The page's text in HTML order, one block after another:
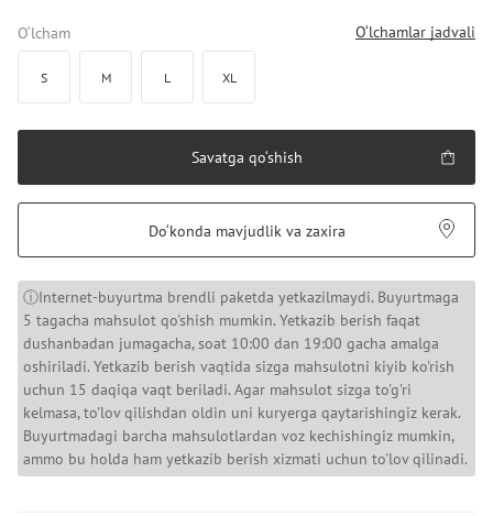
O‘lcham O‘lchamlar jadvali
S M L XL
Savatga qo‘shish
Do‘konda mavjudlik va zaxira
ⓘInternet-buyurtma brendli paketda yetkazilmaydi. Buyurtmaga
5 tagacha mahsulot qo'shish mumkin. Yetkazib berish faqat
dushanbadan jumagacha, soat 10:00 dan 19:00 gacha amalga
oshiriladi. Yetkazib berish vaqtida sizga mahsulotni kiyib ko'rish
uchun 15 daqiqa vaqt beriladi. Agar mahsulot sizga to'g'ri
kelmasa, to'lov qilishdan oldin uni kuryerga qaytarishingiz kerak.
Buyurtmadagi barcha mahsulotlardan voz kechishingiz mumkin,
ammo bu holda ham yetkazib berish xizmati uchun to'lov qilinadi.